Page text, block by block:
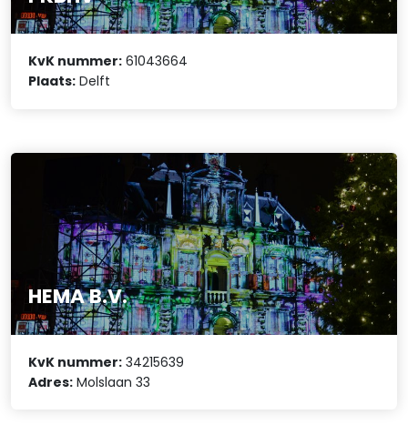
KvK nummer: 61043664
Plaats: Delft
HEMA B.V.
KvK nummer: 34215639
Adres: Molslaan 33